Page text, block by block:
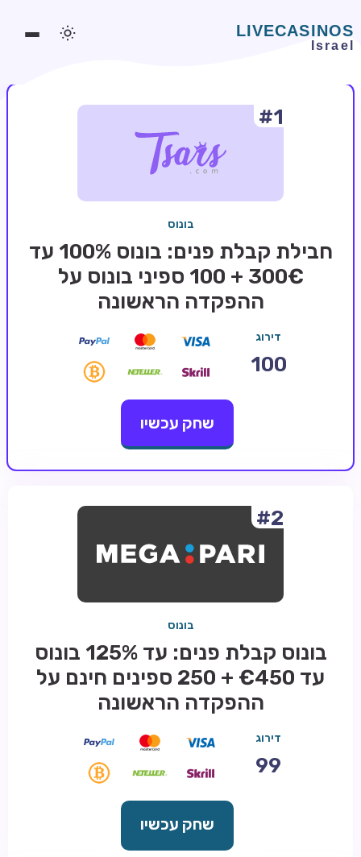
משחקים אונליין
בלאקג'ק אונליין
בונוסים בקזינו אונליין
טיפים
#1
בונוס
חבילת קבלת פנים: בונוס 100% עד
300€ + 100 ספיני בונוס על
ההפקדה הראשונה
דירוג
100
שחק עכשיו
#2
בונוס
בונוס קבלת פנים: עד 125% בונוס
עד €450 + 250 ספינים חינם על
ההפקדה הראשונה
דירוג
99
שחק עכשיו